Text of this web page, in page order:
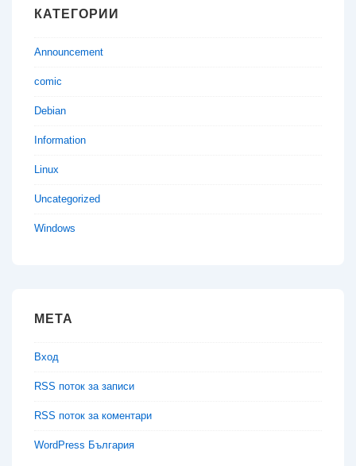
КАТЕГОРИИ
Announcement
comic
Debian
Information
Linux
Uncategorized
Windows
МЕТА
Вход
RSS поток за записи
RSS поток за коментари
WordPress България